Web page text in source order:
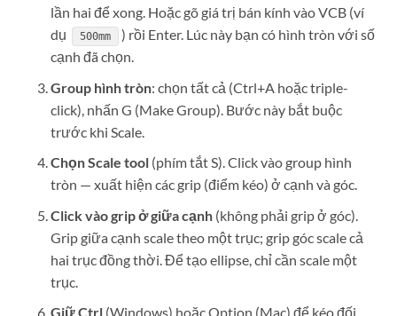
lần hai để xong. Hoặc gõ giá trị bán kính vào VCB (ví
dụ
500mm
) rồi Enter. Lúc này bạn có hình tròn với số
cạnh đã chọn.
Group hình tròn: chọn tất cả (Ctrl+A hoặc triple-
click), nhấn G (Make Group). Bước này bắt buộc
trước khi Scale.
Chọn Scale tool(phím tắt S). Click vào group hình
tròn — xuất hiện các grip (điểm kéo) ở cạnh và góc.
Click vào grip ở giữa cạnh(không phải grip ở góc).
Grip giữa cạnh scale theo một trục; grip góc scale cả
hai trục đồng thời. Để tạo ellipse, chỉ cần scale một
trục.
Giữ Ctrl(Windows) hoặc Option (Mac) để kéo đối